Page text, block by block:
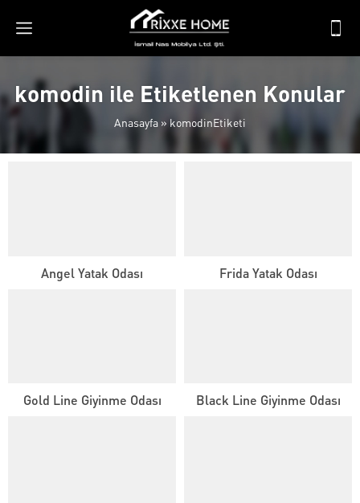
komodin ile Etiketlenen Konular
Anasayfa »komodinEtiketi
Angel Yatak Odası Frida Yatak Odası
Gold Line Giyinme Odası Black Line Giyinme Odası